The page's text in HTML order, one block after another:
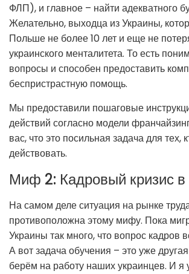
ФЛП), и главное – найти адекватного
Желательно, выходца из Украины,
Польше не более 10 лет и еще не
украинского менталитета. То есть
вопросы и способен предоставить
беспристрастную помощь.
Мы предоставили пошаговые
действий согласно модели
вас, что это посильная задача для тех,
действовать.
Миф 2: Кадровый кризис
На самом деле ситуация на рынке
противоположна этому мифу. Пока
Украины так много, что вопрос кадров
А вот задача обучения – это уже
берём на работу наших украинцев. И я